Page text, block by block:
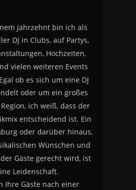
Jahrzehnt bin ich als
DJ in Clubs, auf Partys,
Hochzeiten,
vielen weiteren Events
ob es sich um eine DJ
oder um ein großes
ich weiß, dass der
entscheidend ist. Ein
oder darüber hinaus,
Wünschen und
Gäste gerecht wird, ist
Leidenschaft.
Ihre Gäste nach einer